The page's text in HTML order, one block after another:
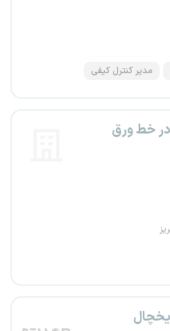
مدیر کنترل کیفی
خط ورق